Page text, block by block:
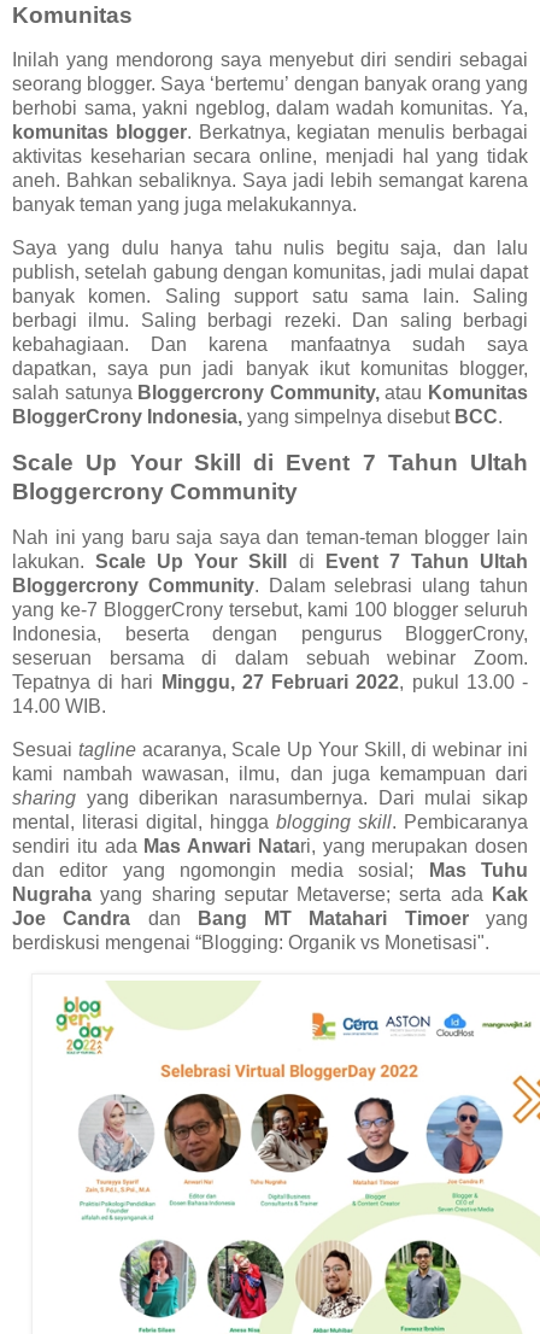
Komunitas
Inilah yang mendorong saya menyebut diri sendiri sebagai
seorang blogger. Saya ‘bertemu’ dengan banyak orang yang
berhobi sama, yakni ngeblog, dalam wadah komunitas. Ya,
komunitas blogger. Berkatnya, kegiatan menulis berbagai
aktivitas keseharian secara online, menjadi hal yang tidak
aneh. Bahkan sebaliknya. Saya jadi lebih semangat karena
banyak teman yang juga melakukannya.
Saya yang dulu hanya tahu nulis begitu saja, dan lalu
publish, setelah gabung dengan komunitas, jadi mulai dapat
banyak komen. Saling support satu sama lain. Saling
berbagi ilmu. Saling berbagi rezeki. Dan saling berbagi
kebahagiaan. Dan karena manfaatnya sudah saya
dapatkan, saya pun jadi banyak ikut komunitas blogger,
salah satunya Bloggercrony Community,atau Komunitas
BloggerCrony Indonesia, yang simpelnya disebutBCC.
Scale Up Your Skill di Event 7 Tahun Ultah
Bloggercrony Community
Nah ini yang baru saja saya dan teman-teman blogger lain
lakukan.Scale Up Your Skill di
Event 7 Tahun Ultah
Bloggercrony Community. Dalam selebrasi ulang tahun
yang ke-7 BloggerCrony tersebut, kami 100 blogger seluruh
Indonesia, beserta dengan pengurus BloggerCrony,
seseruan bersama di dalam sebuah webinar Zoom.
Tepatnya di hari
Minggu, 27 Februari 2022, pukul 13.00 -
14.00 WIB.
Sesuai taglineacaranya, Scale Up Your Skill, di webinar ini
kami nambah wawasan, ilmu, dan juga kemampuan dari
sharing yang diberikan narasumbernya. Dari mulai sikap
mental, literasi digital, hingga blogging skill. Pembicaranya
sendiri itu ada Mas Anwari Natari, yang merupakan dosen
dan editor yang ngomongin media sosial;
Mas Tuhu
Nugrahayang sharing seputar Metaverse; serta ada
Kak
Joe Candra dan Bang MT Matahari Timoeryang
berdiskusi mengenai “Blogging: Organik vs Monetisasi".